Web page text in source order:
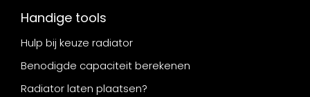
Handige tools
Hulp bij keuze radiator
Benodigde capaciteit berekenen
Radiator laten plaatsen?